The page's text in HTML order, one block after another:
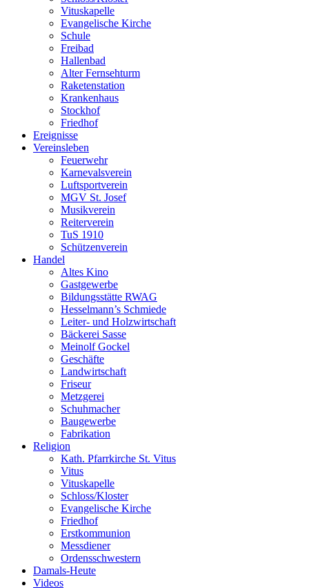
Vituskapelle
Evangelische Kirche
Schule
Freibad
Hallenbad
Alter Fernsehturm
Raketenstation
Krankenhaus
Stockhof
Friedhof
Ereignisse
Vereinsleben
Feuerwehr
Karnevalsverein
Luftsportverein
MGV St. Josef
Musikverein
Reiterverein
TuS 1910
Schützenverein
Handel
Altes Kino
Gastgewerbe
Bildungsstätte RWAG
Hesselmann’s Schmiede
Leiter- und Holzwirtschaft
Bäckerei Sasse
Meinolf Gockel
Geschäfte
Landwirtschaft
Friseur
Metzgerei
Schuhmacher
Baugewerbe
Fabrikation
Religion
Kath. Pfarrkirche St. Vitus
Vitus
Vituskapelle
Schloss/Kloster
Evangelische Kirche
Friedhof
Erstkommunion
Messdiener
Ordensschwestern
Damals-Heute
Videos